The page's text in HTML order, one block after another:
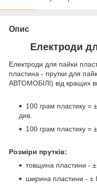
Опис
Електроди
Електроди для пайки
пластина - прутки для
АВТОМОБІЛІ) від кращих
100 грам пластику =
див.
100 грам пластику =
Розміри прутків:
товщина пластини -
ширина пластини - ±